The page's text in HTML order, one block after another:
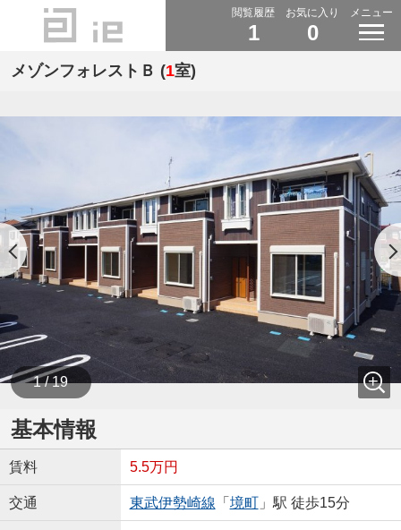
閲覧履歴
1
お気に入り
0
メニュー
メゾンフォレストＢ (1室)
1 / 19
基本情報
賃料 5.5万円
交通 東武伊勢崎線 「 境町」駅 徒歩15分